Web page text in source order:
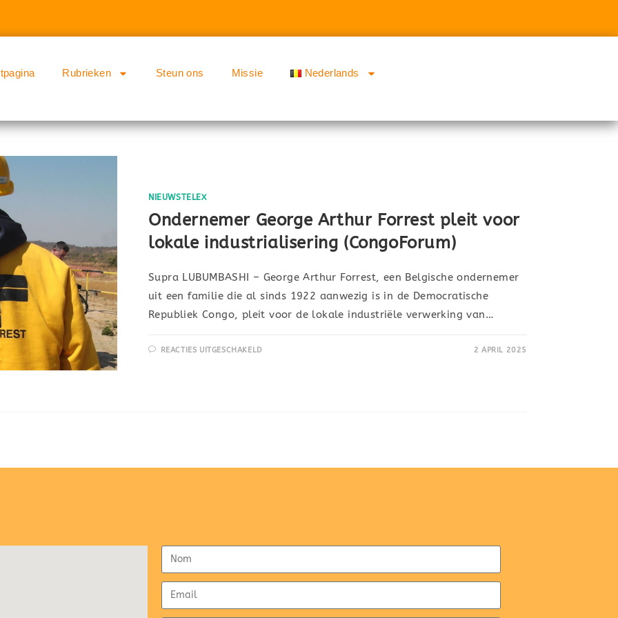
Rubrieken Steun ons Missie Nederlands
NIEUWSTELEX
Ondernemer George Arthur Forrest pleit voor
lokale industrialisering (CongoForum)
Supra LUBUMBASHI – George Arthur Forrest, een Belgische ondernemer
uit een familie die al sinds 1922 aanwezig is in de Democratische
Republiek Congo, pleit voor de lokale industriële verwerking van…
REACTIES UITGESCHAKELD 2 APRIL 2025